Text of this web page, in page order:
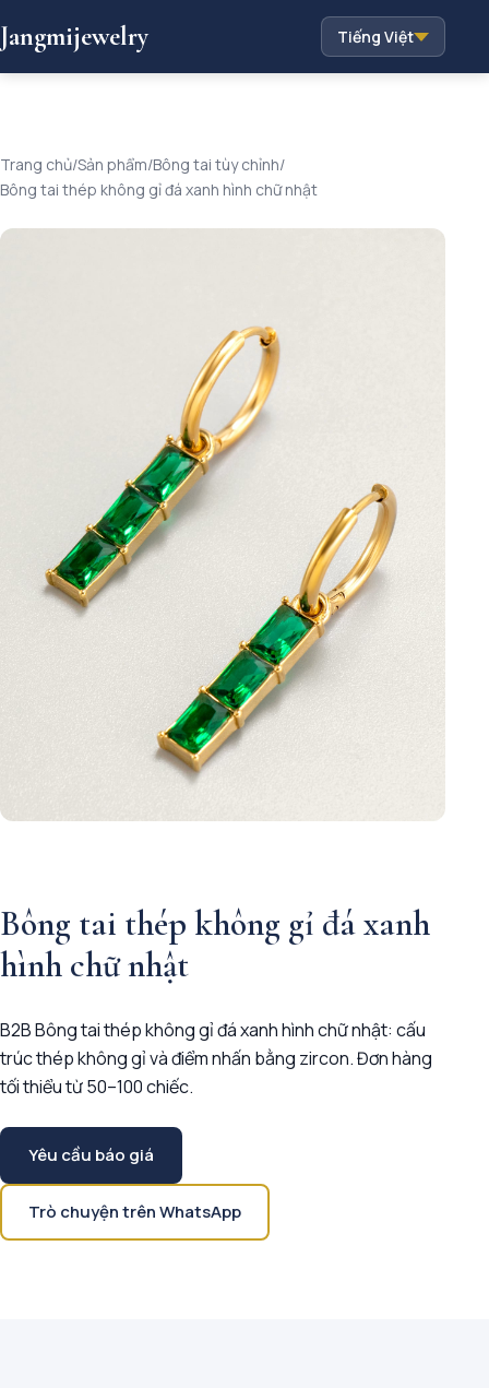
Jangmijewelry Tiếng Việt
Trang chủ/Sản phẩm/Bông tai tùy chỉnh/
Bông tai thép không gỉ đá xanh hình chữ nhật
Bông tai thép không gỉ đá xanh
hình chữ nhật
B2B Bông tai thép không gỉ đá xanh hình chữ nhật: cấu
trúc thép không gỉ và điểm nhấn bằng zircon. Đơn hàng
tối thiểu từ 50–100 chiếc.
Yêu cầu báo giá
Trò chuyện trên WhatsApp